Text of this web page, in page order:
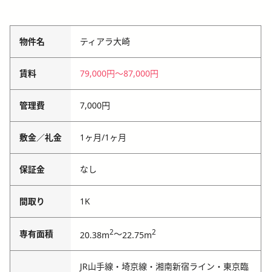
物件名 ティアラ大崎
賃料 79,000円〜87,000円
管理費 7,000円
敷金／礼金 1ヶ月/1ヶ月
保証金 なし
間取り 1K
専有面積 20.38m2～22.75m2
JR山手線・埼京線・湘南新宿ライン・東京臨